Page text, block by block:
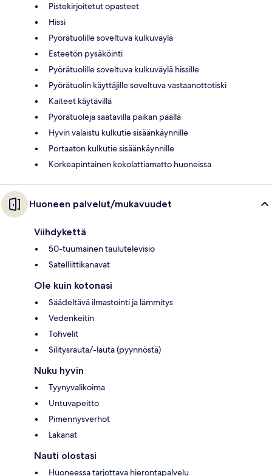
Pistekirjoitetut opasteet
Hissi
Pyörätuolille soveltuva kulkuväylä
Esteetön pysäköinti
Pyörätuolille soveltuva kulkuväylä hissille
Pyörätuolin käyttäjille soveltuva vastaanottotiski
Kaiteet käytävillä
Pyörätuoleja saatavilla paikan päällä
Hyvin valaistu kulkutie sisäänkäynnille
Portaaton kulkutie sisäänkäynnille
Korkeapintainen kokolattiamatto huoneissa
Huoneen palvelut/mukavuudet
Viihdykettä
50-tuumainen taulutelevisio
Satelliittikanavat
Ole kuin kotonasi
Säädeltävä ilmastointi ja lämmitys
Vedenkeitin
Tohvelit
Silitysrauta/-lauta (pyynnöstä)
Nuku hyvin
Tyynyvalikoima
Untuvapeitto
Pimennysverhot
Lakanat
Nauti olostasi
Huoneessa tarjottava hierontapalvelu